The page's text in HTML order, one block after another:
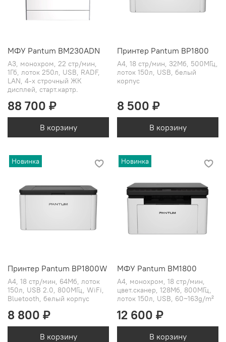
МФУ Pantum BM230ADN
A3, монохром, 22 стр/мин,
1Гб, лоток 250л, USB, RADF,
LAN, 4-х строчный ЖК
дисплей, старт.картр.
88 700 ₽
В корзину
Принтер Pantum BP1800
А4, 18 стр/мин, 32Мб, 500МГц,
лоток 150л, USB, белый
корпус
8 500 ₽
В корзину
Новинка
Принтер Pantum BP1800W
А4, 18 стр/мин, 64Мб, лоток
150л, USB 2.0, 800МГц, WiFi,
Bluetooth, белый корпус
8 800 ₽
В корзину
Новинка
МФУ Pantum BM1800
А4, монохром, 18 стр/мин,
цвет.сканер, 128Мб, 800МГц,
лоток 150л, USB, 60~163g/m²
12 600 ₽
В корзину